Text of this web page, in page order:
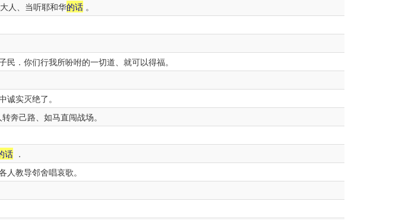
人、当听耶和华的话 。
．你们行我所吩咐的一切道、就可以得福。
诚实灭绝了。
奔己路、如马直闯战场。
话 ．
教导邻舍唱哀歌。